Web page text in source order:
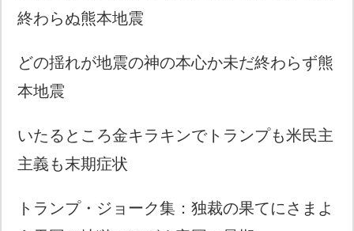
終わらぬ熊本地震
どの揺れが地震の神の本心か未だ終わらず熊
本地震
いたるところ金キラキンでトランプも米民主
主義も末期症状
トランプ・ジョーク集：独裁の果てにさまよ